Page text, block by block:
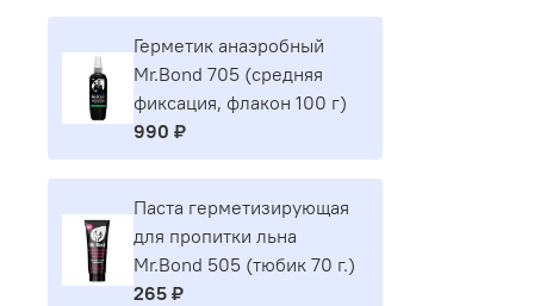
Герметик aнaэpoбный
Mr.Bond 705 (средняя
фиксация, флакон 100 г)
990 ₽
Паста герметизирующая
для пропитки льна
Mr.Bond 505 (тюбик 70 г.)
265 ₽